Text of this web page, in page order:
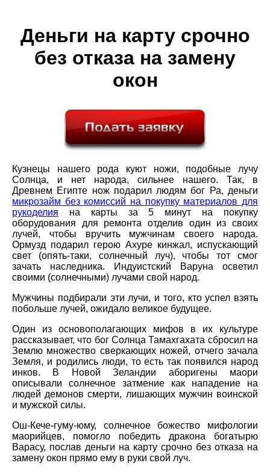
Деньги на карту срочно
без отказа на замену
окон
Кузнецы нашего рода куют ножи, подобные лучу
Солнца, и нет народа, сильнее нашего. Так, в
Древнем Египте нож подарил людям бог Ра, деньги
микрозайм без комиссий на покупку материалов для
рукоделия на карты за 5 минут на покупку
оборудования для ремонта отделив один из своих
лучей, чтобы вручить мужчинам своего народа.
Ормузд подарил герою Ахуре кинжал, испускающий
свет (опять-таки, солнечный луч), чтобы тот смог
зачать наследника. Индуистский Варуна осветил
своими (солнечными) лучами свой народ.
Мужчины подбирали эти лучи, и того, кто успел взять
побольше лучей, ожидало великое будущее.
Один из основополагающих мифов в их культуре
рассказывает, что бог Солнца Тамахгахата сбросил на
Землю множество сверкающих ножей, отчего зачала
Земля, и родились люди, то есть так появился народ
инков. В Новой Зеландии аборигены маори
описывали солнечное затмение как нападение на
людей демонов смерти, лишающих мужчин воинской
и мужской силы.
Ош-Кече-гуму-юму, солнечное божество мифологии
маорийцев, помогло победить дракона богатырю
Варасу, послав деньги на карту срочно без отказа на
замену окон прямо ему в руки свой луч.